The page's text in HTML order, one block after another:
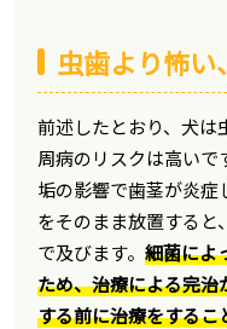
虫歯より怖
前述したとおり、犬は
周病のリスクは高いで
垢の影響で歯茎が炎
をそのまま放置すると
で及びます。細菌によ
ため、治療による完治
する前に治療をするこ